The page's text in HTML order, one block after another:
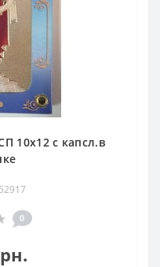
10х12 с капсл.в
0